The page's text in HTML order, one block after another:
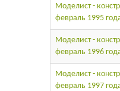
Моделист -
февраль 1995
Моделист -
февраль 1996
Моделист -
февраль 1997